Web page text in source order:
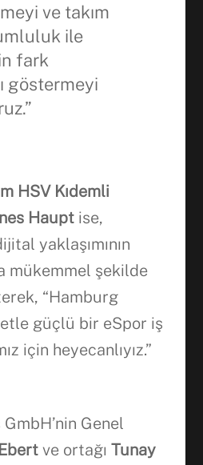
ve takım
ile
fark
göstermeyi
HSV Kıdemli
Hauptise,
yaklaşımının
mükemmel şekilde
“Hamburg
güçlü bir eSpor iş
için heyecanlıyız.”
Genel
ve ortağı Tunay